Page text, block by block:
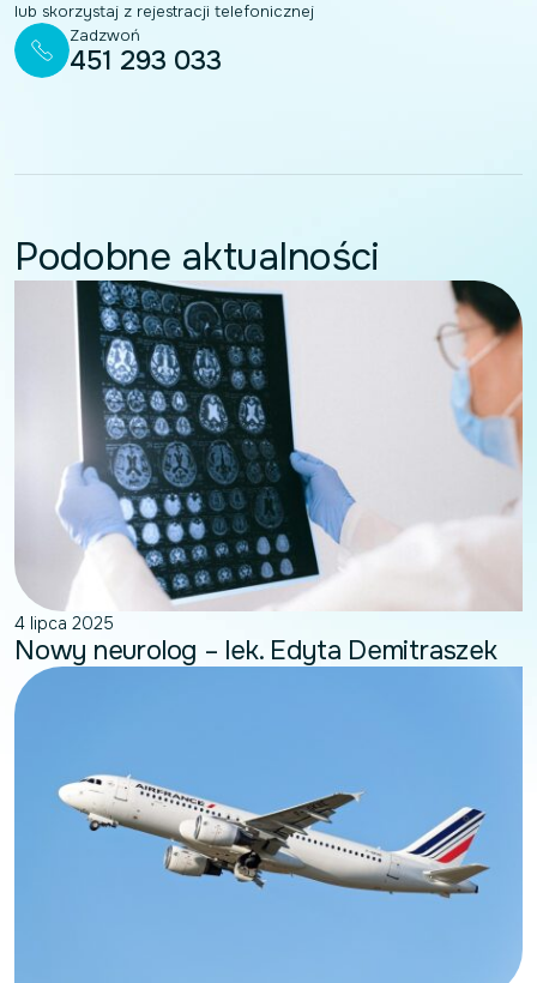
lub skorzystaj z rejestracji telefonicznej
Zadzwoń
451 293 033
Podobne aktualności
4 lipca 2025
Nowy neurolog – lek. Edyta Demitraszek